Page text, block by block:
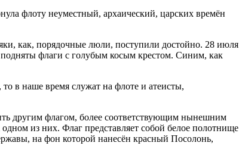
флоту неуместный, архаический, царских времён
как, порядочные люли, поступили достойно. 28 июля
флаги с голубым косым крестом. Синим, как
в наше время служат на флоте и атеисты,
другим флагом, более соответствующим нынешним
из них. Флаг представляет собой белое полотнище
на фон которой нанесён красный Посолонь,